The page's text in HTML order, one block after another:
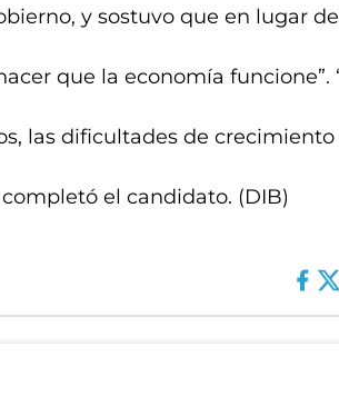
y sostuvo que en lugar
que la economía funcione”.
las dificultades de
el candidato. (DIB)